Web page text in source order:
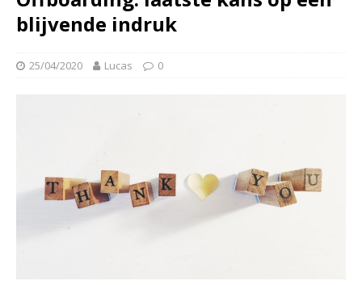
blijvende indruk
25/04/2020 Lucas 0